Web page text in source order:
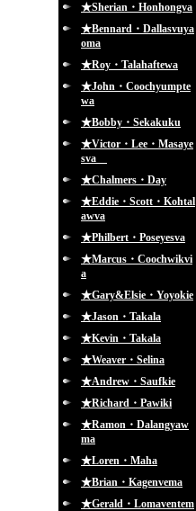
★Sherian・Honhongva
★Bennard・Dallasvuya
oma
★Roy・Talahaftewa
★John・Coochyumpte
wa
★Bobby・Sekakuku
★Victor・Lee・Masaye
sva
★Chalmers・Day
★Eddie・Scott・Kohtal
awva
★Philbert・Poseyesva
★Marcus・Coochwikvi
a
★Gary&Elsie・Yoyokie
★Jason・Takala
★Kevin・Takala
★Weaver・Selina
★Andrew・Saufkie
★Richard・Pawiki
★Ramon・Dalangyaw
ma
★Loren・Maha
★Brian・Kagenvema
★Gerald・Lomaventem